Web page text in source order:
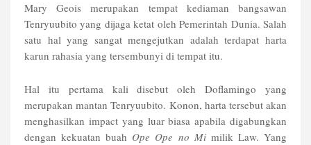
Mary Geois merupakan tempat kediaman bangsawan
Tenryuubito yang dijaga ketat oleh Pemerintah Dunia. Salah
satu hal yang sangat mengejutkan adalah terdapat harta
karun rahasia yang tersembunyi di tempat itu.
Hal itu pertama kali disebut oleh Doflamingo yang
merupakan mantan Tenryuubito. Konon, harta tersebut akan
menghasilkan impact yang luar biasa apabila digabungkan
dengan kekuatan buah Ope Ope no Mimilik Law. Yang